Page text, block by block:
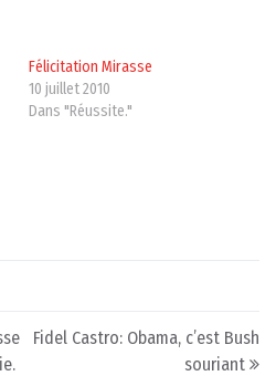
Félicitation Mirasse
10 juillet 2010
Dans "Réussite."
Fidel Castro: Obama, c’est Bush
souriant